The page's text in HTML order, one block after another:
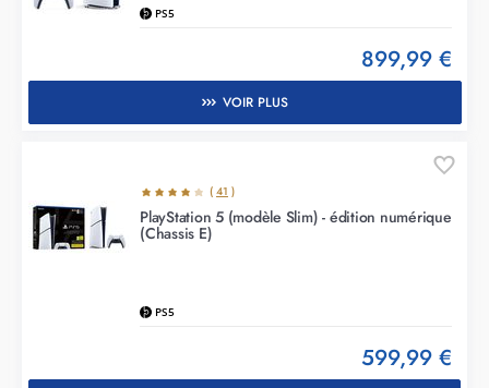
PS5
899,99 €
VOIR PLUS
( 41 )
PlayStation 5 (modèle Slim) - édition numérique
(Chassis E)
PS5
599,99 €